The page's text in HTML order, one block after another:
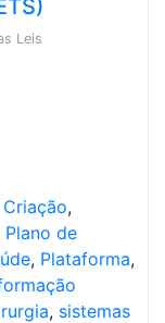
Leis
Criação,
Plano de
, Plataforma,
, sistemas